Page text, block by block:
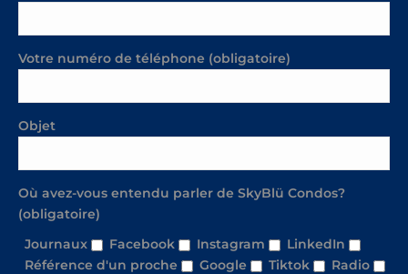
Votre numéro de téléphone (obligatoire)
Objet
Où avez-vous entendu parler de SkyBlü Condos?
(obligatoire)
Journaux
Facebook Instagram
LinkedIn
Référence d'un proche
Google Tiktok
Radio